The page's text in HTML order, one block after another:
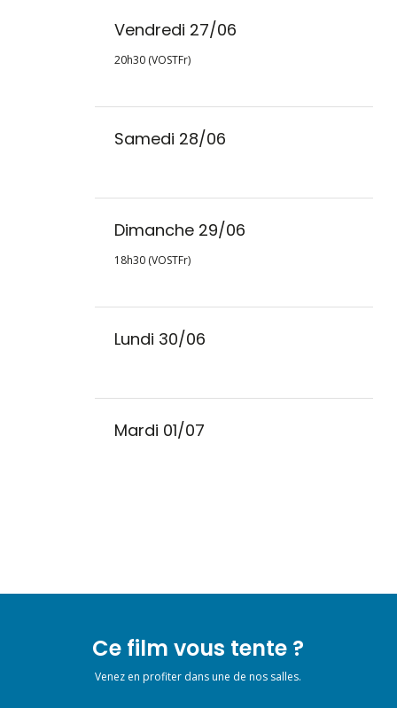
Vendredi 27/06
20h30 (VOSTFr)
Samedi 28/06
Dimanche 29/06
18h30 (VOSTFr)
Lundi 30/06
Mardi 01/07
Ce film vous tente ?
Venez en profiter dans une de nos salles.